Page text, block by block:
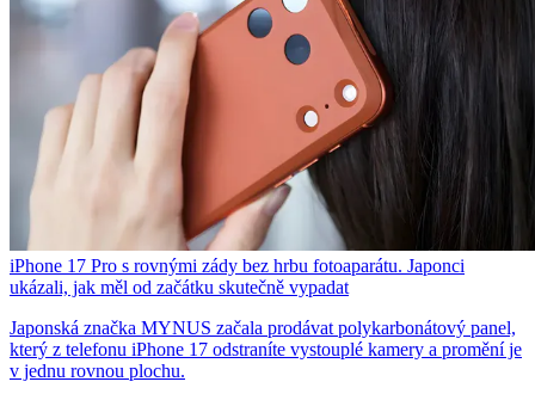
iPhone 17 Pro s rovnými zády bez hrbu fotoaparátu. Japonci
ukázali, jak měl od začátku skutečně vypadat
Japonská značka MYNUS začala prodávat polykarbonátový panel,
který z telefonu iPhone 17 odstraníte vystouplé kamery a promění je
v jednu rovnou plochu.